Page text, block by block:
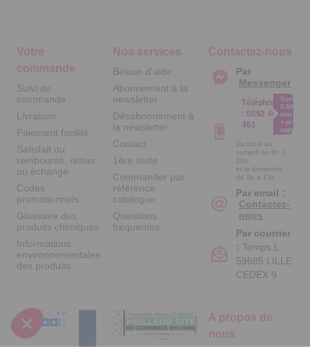
Votre
commande
Suivi de
commande
Livraison
Paiement facilité
Satisfait ou
remboursé, retour
ou échange
Codes
promotionnels
Glossaire des
produits chimiques
Informations
environnementales
des produits
Nos services
Besoin d'aide
Abonnement à la
newsletter
Désabonnement à
la newsletter
Contact
1ère visite
Commander par
référence
catalogue
Questions
fréquentes
A propos de
nous
Contactez-nous
Par
Messenger
Téléphone
: 0892 461
461
Service
0.50€ /
min
+ prix
appel
Du lundi au
samedi de 8h à
20h
et le dimanche
de 9h à 13h
Par email :
Contactez-
nous
Par courrier
: Temps L -
59685 LILLE
CEDEX 9